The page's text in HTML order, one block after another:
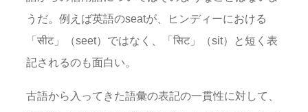
うだ。例えば英語のseatが、ヒンディーにおける
「सीट」（seet）ではなく、「सिट」（sit）と短く表
記されるのも面白い。
古語から入ってきた語彙の表記の一貫性に対して、